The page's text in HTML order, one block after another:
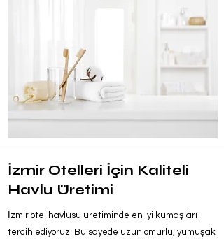
İzmir Otelleri İçin Kaliteli
Havlu Üretimi
İzmir otel havlusu üretiminde en iyi kumaşları
tercih ediyoruz. Bu sayede uzun ömürlü, yumuşak